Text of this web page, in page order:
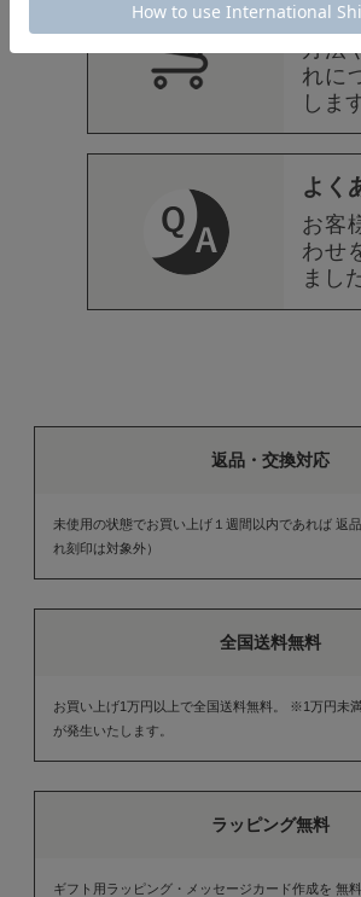
ご注
方法
れに
しま
よく
お客
わせ
まし
返品・交換対応
未使用の状態でお買い上げ１週間以内であれば 返
れ刻印は対象外）
全国送料無料
お買い上げ1万円以上で全国送料無料。 ※1万円未
が発生いたします。
ラッピング無料
ギフト用ラッピング・メッセージカード作成を 無